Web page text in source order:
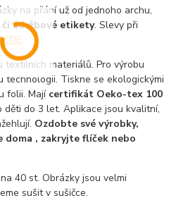
na přání už od jednoho archu,
údržbové etikety. Slevy při
ZDE.
textilních materiálů. Pro výrobu
technologii. Tiskne se ekologickými
folii. Mají certifikát Oeko-tex 100
děti do 3 let. Aplikace jsou kvalitní,
Ozdobte své výrobky,
, zakryjte flíček nebo
40 st. Obrázky jsou velmi
sušit v sušičce.